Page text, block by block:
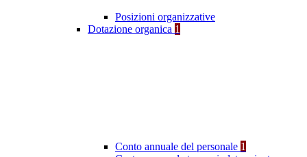
Posizioni organizzative
Dotazione organica 1
Conto annuale del personale 1